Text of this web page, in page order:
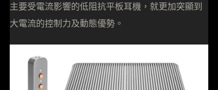
主要受電流影響的低阻抗平板耳機，就更加突顯到
大電流的控制力及動態優勢。